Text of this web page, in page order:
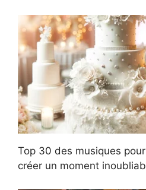
Top 30 des musiques
créer un moment